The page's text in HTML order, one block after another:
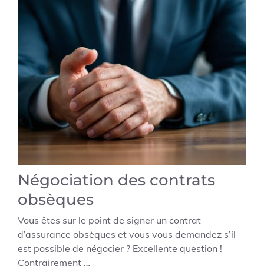
Négociation des contrats
obsèques
Vous êtes sur le point de signer un contrat
d’assurance obsèques et vous vous demandez s’il
est possible de négocier ? Excellente question !
Contrairement …